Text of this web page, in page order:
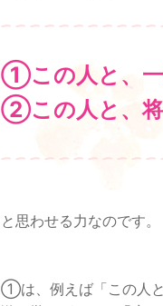
①この人と、
②この人と、将
と思わせる力なのです。
①は、例えば「この人